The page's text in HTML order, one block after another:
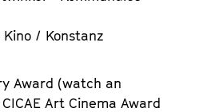
/ Konstanz
Award (watch an
CICAE Art Cinema Award